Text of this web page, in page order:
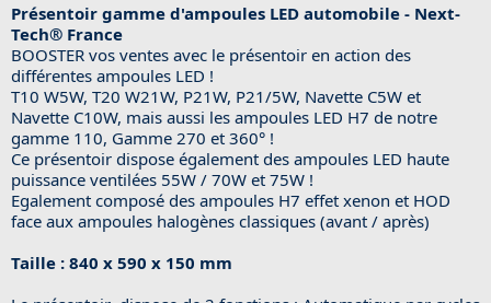
Présentoir gamme d'ampoules LED automobile - Next-
Tech® France
BOOSTER vos ventes avec le présentoir en action des
différentes ampoules LED !
T10 W5W, T20 W21W, P21W, P21/5W, Navette C5W et
Navette C10W, mais aussi les ampoules LED H7 de notre
gamme 110, Gamme 270 et 360° !
Ce présentoir dispose également des ampoules LED haute
puissance ventilées 55W / 70W et 75W !
Egalement composé des ampoules H7 effet xenon et HOD
face aux ampoules halogènes classiques (avant / après)
Taille : 840 x 590 x 150 mm